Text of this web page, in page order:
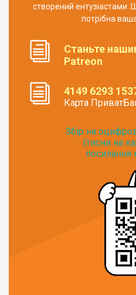
створений
потрібна
Станьте
Patreon
4149 6293
Карта
Збір на
(тисни на
посилання